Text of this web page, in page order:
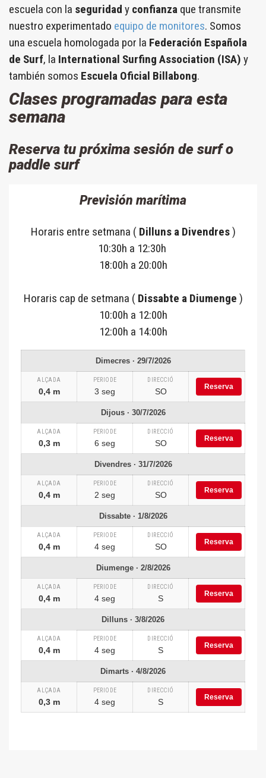
escuela con la seguridad y confianza que transmite
nuestro experimentado equipo de monitores. Somos
una escuela homologada por la Federación Española
de Surf, la International Surfing Association (ISA) y
también somos Escuela Oficial Billabong.
Clases programadas para esta
semana
Reserva tu próxima sesión de surf o
paddle surf
Previsión marítima
Horaris entre setmana ( Dilluns a Divendres)
10:30h a 12:30h
18:00h a 20:00h
Horaris cap de setmana ( Dissabte a Diumenge )
10:00h a 12:00h
12:00h a 14:00h
Dimecres · 29/7/2026
ALÇADA
0,4 m
PERIODE
3 seg
DIRECCIÓ
SO Reserva
Dijous · 30/7/2026
ALÇADA
0,3 m
PERIODE
6 seg
DIRECCIÓ
SO Reserva
Divendres · 31/7/2026
ALÇADA
0,4 m
PERIODE
2 seg
DIRECCIÓ
SO Reserva
Dissabte · 1/8/2026
ALÇADA
0,4 m
PERIODE
4 seg
DIRECCIÓ
SO Reserva
Diumenge · 2/8/2026
ALÇADA
0,4 m
PERIODE
4 seg
DIRECCIÓ
S Reserva
Dilluns · 3/8/2026
ALÇADA
0,4 m
PERIODE
4 seg
DIRECCIÓ
S Reserva
Dimarts · 4/8/2026
ALÇADA
0,3 m
PERIODE
4 seg
DIRECCIÓ
S Reserva